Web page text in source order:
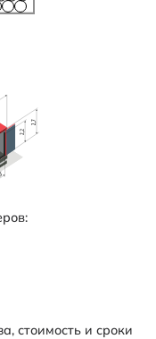
стоимость и сроки